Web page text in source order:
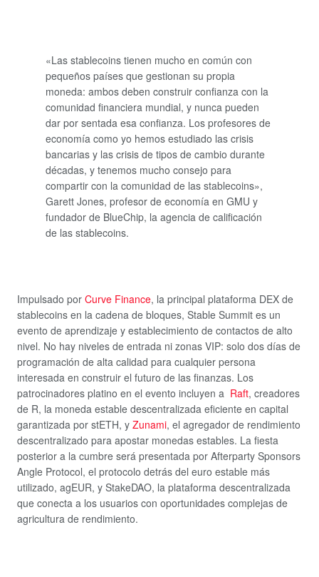
«Las stablecoins tienen mucho en común con
pequeños países que gestionan su propia
moneda: ambos deben construir confianza con la
comunidad financiera mundial, y nunca pueden
dar por sentada esa confianza. Los profesores de
economía como yo hemos estudiado las crisis
bancarias y las crisis de tipos de cambio durante
décadas, y tenemos mucho consejo para
compartir con la comunidad de las stablecoins»,
Garett Jones, profesor de economía en GMU y
fundador de BlueChip, la agencia de calificación
de las stablecoins.
Impulsado por Curve Finance, la principal plataforma DEX de
stablecoins en la cadena de bloques, Stable Summit es un
evento de aprendizaje y establecimiento de contactos de alto
nivel. No hay niveles de entrada ni zonas VIP: solo dos días de
programación de alta calidad para cualquier persona
interesada en construir el futuro de las finanzas. Los
patrocinadores platino en el evento incluyen a Raft, creadores
de R, la moneda estable descentralizada eficiente en capital
garantizada por stETH, y Zunami, el agregador de rendimiento
descentralizado para apostar monedas estables. La fiesta
posterior a la cumbre será presentada por Afterparty Sponsors
Angle Protocol, el protocolo detrás del euro estable más
utilizado, agEUR, y StakeDAO, la plataforma descentralizada
que conecta a los usuarios con oportunidades complejas de
agricultura de rendimiento.